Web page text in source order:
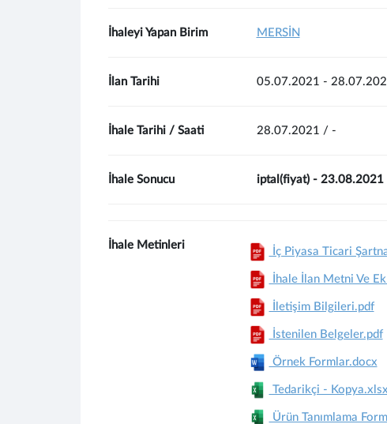
İhaleyi Yapan Birim MERSİN
İlan Tarihi 05.07.2021 -
İhale Tarihi / Saati 28.07.2021 / -
İhale Sonucu iptal(fiyat) - 23.08.2021
İhale Metinleri
İç Piyasa Ticari
İhale İlan Metni Ve
İletişim Bilgileri.pdf
İstenilen Belgeler.pdf
Örnek Formlar.docx
Tedarikçi - Kopya.xlsx
Ürün Tanımlama